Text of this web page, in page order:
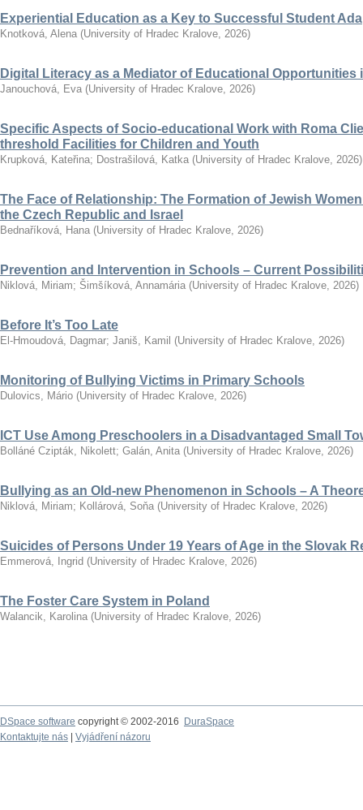
Experiential Education as a Key to Successful Student
Knotková, Alena (University of Hradec Kralove, 2026)
Digital Literacy as a Mediator of Educational Opportunities
Janouchová, Eva (University of Hradec Kralove, 2026)
Specific Aspects of Socio-educational Work with Roma
threshold Facilities for Children and Youth
Krupková, Kateřina; Dostrašilová, Katka (University of Hradec Kralove, 2026)
The Face of Relationship: The Formation of Jewish
the Czech Republic and Israel
Bednaříková, Hana (University of Hradec Kralove, 2026)
Prevention and Intervention in Schools – Current
Niklová, Miriam; Šimšíková, Annamária (University of Hradec Kralove, 2026)
Before It’s Too Late
El-Hmoudová, Dagmar; Janiš, Kamil (University of Hradec Kralove, 2026)
Monitoring of Bullying Victims in Primary Schools
Dulovics, Mário (University of Hradec Kralove, 2026)
ICT Use Among Preschoolers in a Disadvantaged Small
Bolláné Czipták, Nikolett; Galán, Anita (University of Hradec Kralove, 2026)
Bullying as an Old-new Phenomenon in Schools – A
Niklová, Miriam; Kollárová, Soňa (University of Hradec Kralove, 2026)
Suicides of Persons Under 19 Years of Age in the Slovak
Emmerová, Ingrid (University of Hradec Kralove, 2026)
The Foster Care System in Poland
Walancik, Karolina (University of Hradec Kralove, 2026)
DSpace software copyright © 2002-2016
DuraSpace
Kontaktujte nás
Vyjádření názoru